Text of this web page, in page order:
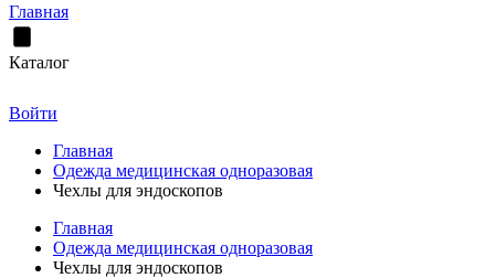
Главная
Каталог
Войти
Главная
Одежда медицинская одноразовая
Чехлы для эндоскопов
Главная
Одежда медицинская одноразовая
Чехлы для эндоскопов